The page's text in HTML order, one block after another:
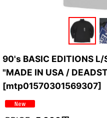
90's BASIC EDITIONS L/
"MADE IN USA /
[mtp01570301569307]